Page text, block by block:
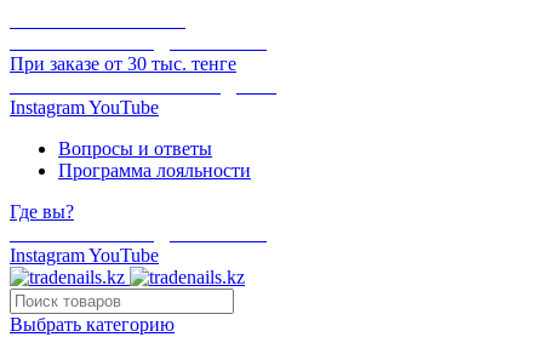
При заказе от 30 тыс. тенге
InstagramYouTube
Вопросы и ответы
Программа лояльности
Где вы?
InstagramYouTube
Выбрать категорию